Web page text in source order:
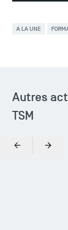
A LA UNE
Autres
TSM
PrécédentSuivant